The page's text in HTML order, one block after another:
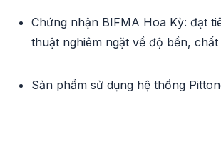
Chứng nhận BIFMA Hoa Kỳ: đạt
thuật nghiêm ngặt về độ bền,
Sản phẩm sử dụng hệ thống